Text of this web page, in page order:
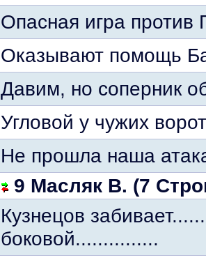
Опасная игра против
Оказывают помощь
Давим, но соперник
Угловой у чужих
Не прошла наша
9 Масляк В. (7
Кузнецов
боковой...............